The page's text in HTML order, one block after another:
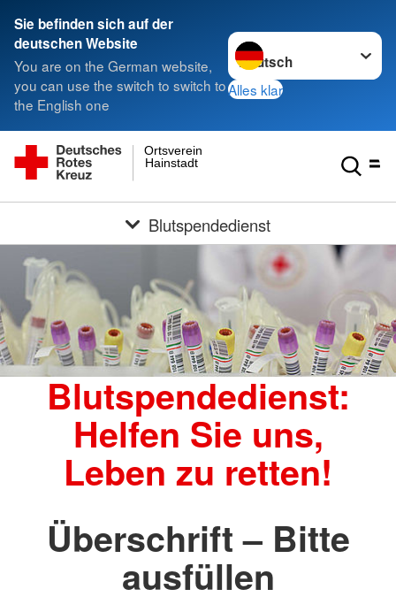
Sie befinden sich auf der
deutschen Website
You are on the German website,
you can use the switch to switch to
the English one
Sprache wechseln zu
Alles klar
Hainstadt
Ortsverein
Blutspendedienst
Blutspendedienst:
Helfen Sie uns,
Leben zu retten!
Überschrift – Bitte
ausfüllen